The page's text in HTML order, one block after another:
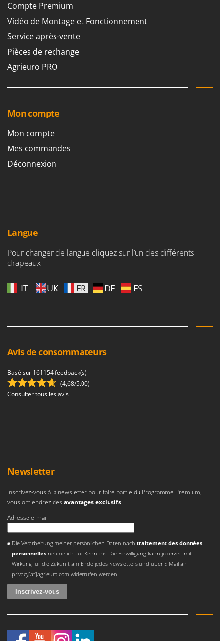
Compte Premium
Vidéo de Montage et Fonctionnement
Service après-vente
Pièces de rechange
Agrieuro PRO
Mon compte
Mon compte
Mes commandes
Déconnexion
Langue
Pour changer de langue cliquez sur l’un des différents
drapeaux
IT UK FR DE ES
Avis de consommateurs
Basé sur 161154 feedback(s)
(4,68/5.00)
Consulter tous les avis
Newsletter
Inscrivez-vous à la newsletter pour faire partie du Programme Premium,
vous obtiendrez des avantages exclusifs.
Adresse e-mail
Die Verarbeitung meiner persönlichen Daten nach traitement des données
personnellesnehme ich zur Kenntnis. Die Einwilligung kann jederzeit mit
Wirkung für die Zukunft am Ende jedes Newsletters und über E-Mail an
privacy[at]agrieuro.com widerrufen werden